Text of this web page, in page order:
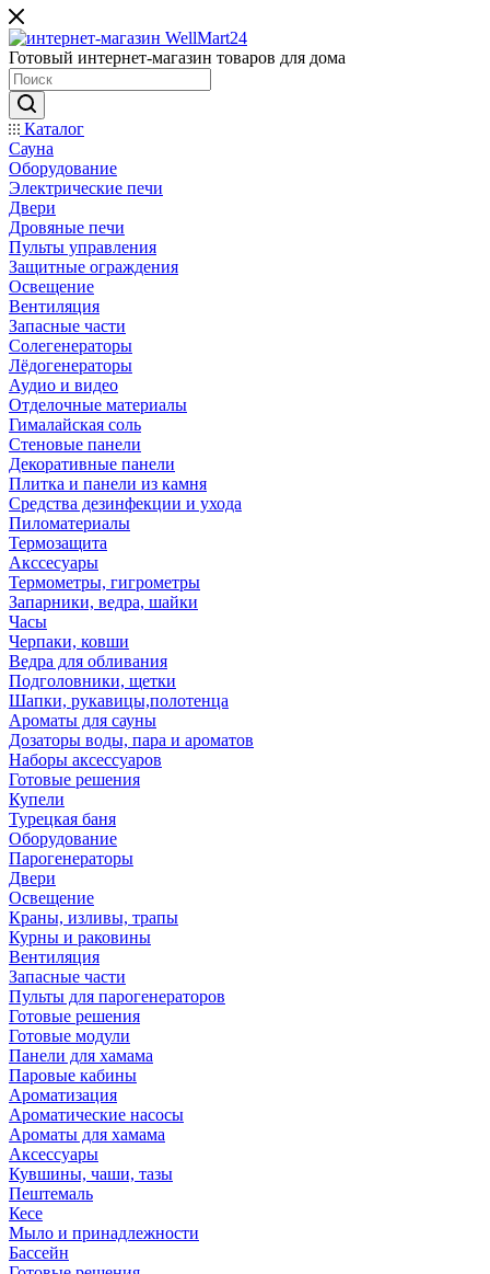
Готовый интернет-магазин товаров для дома
Каталог
Сауна
Оборудование
Электрические печи
Двери
Дровяные печи
Пульты управления
Защитные ограждения
Освещение
Вентиляция
Запасные части
Солегенераторы
Лёдогенераторы
Аудио и видео
Отделочные материалы
Гималайская соль
Стеновые панели
Декоративные панели
Плитка и панели из камня
Средства дезинфекции и ухода
Пиломатериалы
Термозащита
Аксcесуары
Термометры, гигрометры
Запарники, ведра, шайки
Часы
Черпаки, ковши
Ведра для обливания
Подголовники, щетки
Шапки, рукавицы,полотенца
Ароматы для сауны
Дозаторы воды, пара и ароматов
Наборы аксессуаров
Готовые решения
Купели
Турецкая баня
Оборудование
Парогенераторы
Двери
Освещение
Краны, изливы, трапы
Курны и раковины
Вентиляция
Запасные части
Пульты для парогенераторов
Готовые решения
Готовые модули
Панели для хамама
Паровые кабины
Ароматизация
Ароматические насосы
Ароматы для хамама
Аксессуары
Кувшины, чаши, тазы
Пештемаль
Кесе
Мыло и принадлежности
Бассейн